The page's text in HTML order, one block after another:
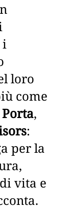
i
loro
come
,
:
per la
vita e